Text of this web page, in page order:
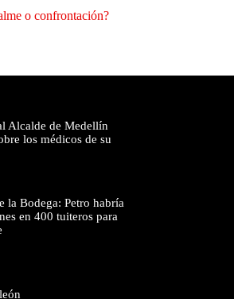
o confrontación?
Alcalde de Medellín
los médicos de su
la Bodega: Petro habría
en 400 tuiteros para